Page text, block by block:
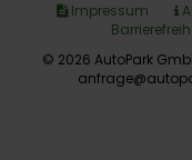
Impressum
© 2026 AutoPark